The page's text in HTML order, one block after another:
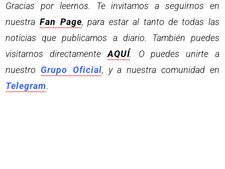
Gracias por leernos. Te invitamos a seguirnos en
nuestra Fan Page, para estar al tanto de todas las
noticias que publicamos a diario. También puedes
visitarnos directamenteAQUÍ. O puedes unirte a
nuestro Grupo Oficial, y a nuestra comunidad en
Telegram.